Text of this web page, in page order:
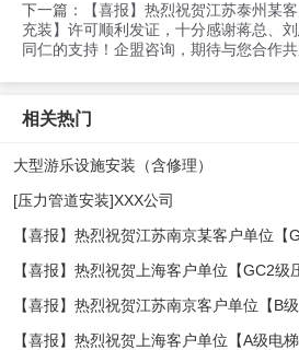
下一篇：
【喜报】热烈祝贺江苏泰州某
充装】许可顺利发证，十分感谢蒋总、
同仁的支持！企盟咨询，期待与您合作共
相关热门
大型游乐设施安装（含修理）
[压力管道安装]XXX公司